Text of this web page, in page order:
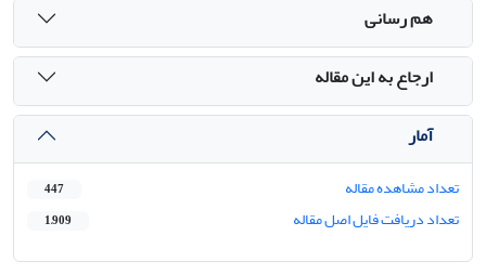
هم رسانی
ارجاع به این مقاله
آمار
تعداد مشاهده مقاله 447
تعداد دریافت فایل اصل مقاله 1,909